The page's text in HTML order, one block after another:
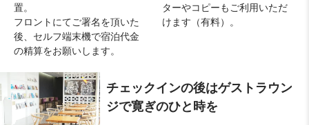
置。
フロントにてご署名を頂いた
後、セルフ端末機で宿泊代金
の精算をお願いします。
ターやコピーもご利用いただ
けます（有料）。
チェックインの後はゲストラウン
ジで寛ぎのひと時を